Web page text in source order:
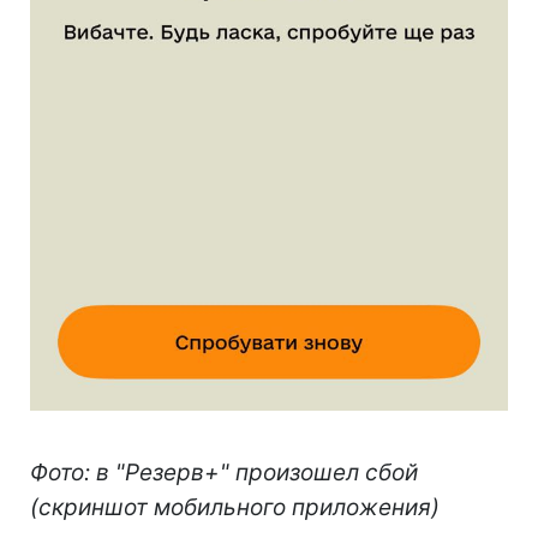
Фото: в "Резерв+" произошел сбой
(скриншот мобильного приложения)